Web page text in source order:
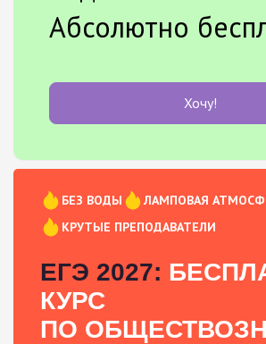
Абсолютно
Хочу!
БЕЗ ВОДЫ
ЛАМПОВАЯ
КРУТЫЕ ПРЕПОДАВАТЕЛИ
ЕГЭ 2027:
КУРС
ПО